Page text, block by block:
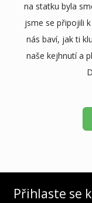
na statku byla
jsme se připojili
nás baví, jak ti
naše kejhnutí a
Přihlaste se